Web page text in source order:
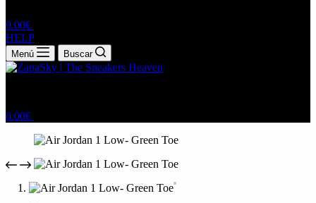
Carro
de
compra
0.00€
HELP
Menú Buscar
Carro
compra
0.00€